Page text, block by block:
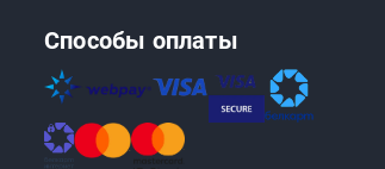
Способы оплаты